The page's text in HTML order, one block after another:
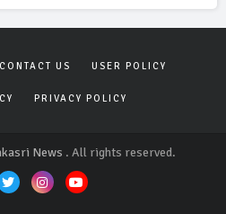
CONTACT US USER POLICY
PRIVACY POLICY
News . All rights reserved.